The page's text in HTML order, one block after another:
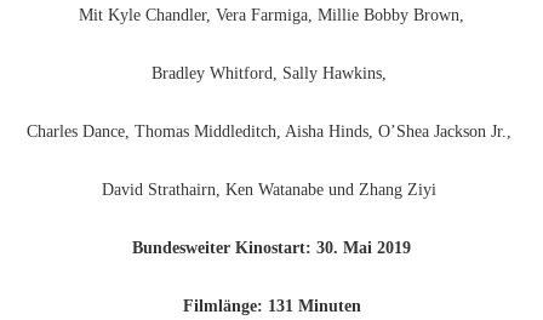
Mit Kyle Chandler, Vera Farmiga, Millie Bobby Brown,
Bradley Whitford, Sally Hawkins,
Charles Dance, Thomas Middleditch, Aisha Hinds, O’Shea Jackson Jr.,
David Strathairn, Ken Watanabe und Zhang Ziyi
Bundesweiter Kinostart: 30. Mai 2019
Filmlänge: 131 Minuten